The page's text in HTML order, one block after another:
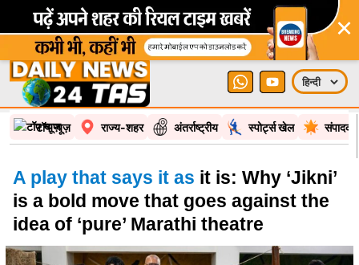
×
टॉप न्यूज़ राज्य-शहर अंतर्राष्ट्रीय स्पोर्ट्स खेल
A play that says it as it is: Why ‘Jikni’
is a bold move that goes against the
idea of ‘pure’ Marathi theatre